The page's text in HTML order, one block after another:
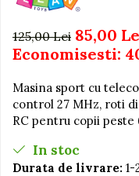
Ateliere si unelte
Blocuri de constructie
Covorase de dans
Creative
De plus
Electrocasnice si
Fotolii gonflabile
125,00 Lei 85,00
Economisesti:
Masina sport cu
control 27 MHz, roti
RC pentru copii peste
In stoc
Durata de livrare: